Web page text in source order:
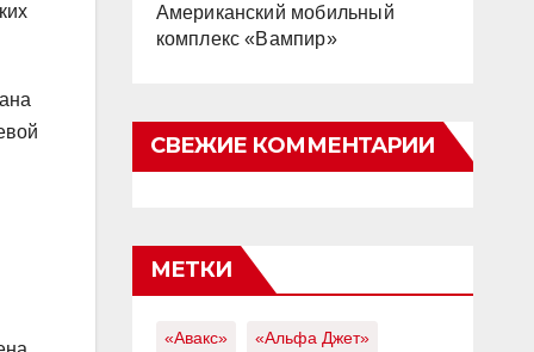
Американский мобильный
комплекс «Вампир»
СВЕЖИЕ КОММЕНТАРИИ
МЕТКИ
«Авакс» «Альфа Джет»